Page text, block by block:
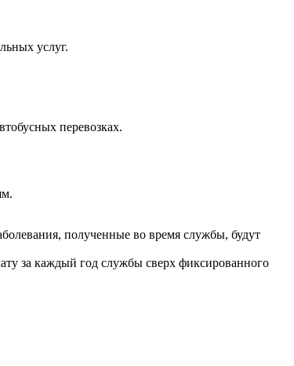
услуг.
перевозках.
полученные во время службы, будут
за каждый год службы сверх фиксированного